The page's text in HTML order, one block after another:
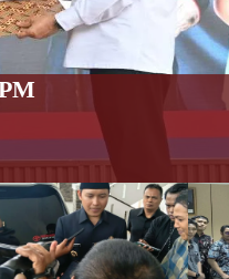
Saat Bupati
Cut-Off!